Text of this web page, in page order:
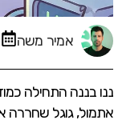
אמיר משה